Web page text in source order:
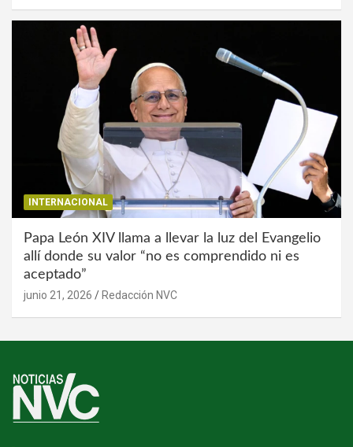
INTERNACIONAL
Papa León XIV llama a llevar la luz del Evangelio
allí donde su valor “no es comprendido ni es
aceptado”
junio 21, 2026 Redacción NVC